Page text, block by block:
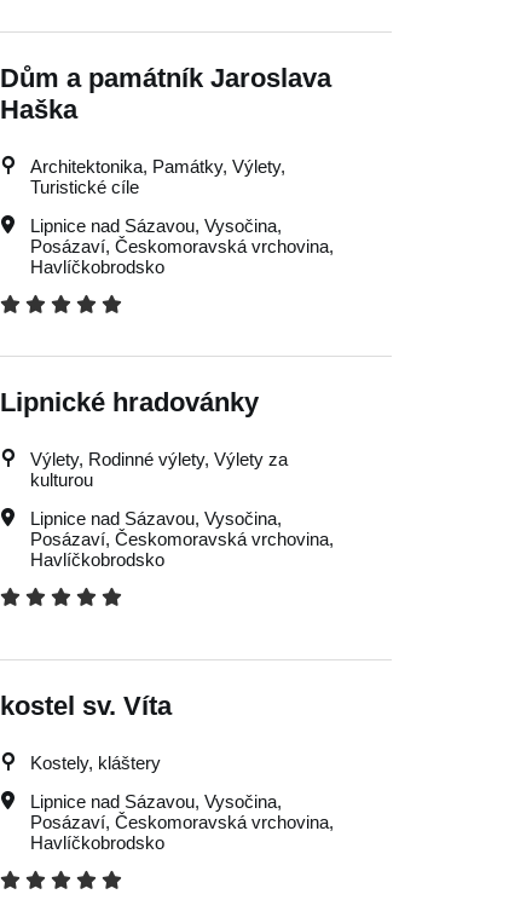
Dům a památník Jaroslava
Haška
Architektonika, Památky, Výlety,
Turistické cíle
Lipnice nad Sázavou, Vysočina,
Posázaví, Českomoravská vrchovina,
Havlíčkobrodsko
Lipnické hradovánky
Výlety, Rodinné výlety, Výlety za
kulturou
Lipnice nad Sázavou, Vysočina,
Posázaví, Českomoravská vrchovina,
Havlíčkobrodsko
kostel sv. Víta
Kostely, kláštery
Lipnice nad Sázavou, Vysočina,
Posázaví, Českomoravská vrchovina,
Havlíčkobrodsko